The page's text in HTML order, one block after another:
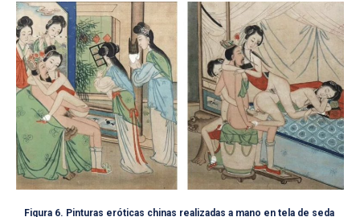
Figura 6. Pinturas eróticas chinas realizadas a mano en tela de seda